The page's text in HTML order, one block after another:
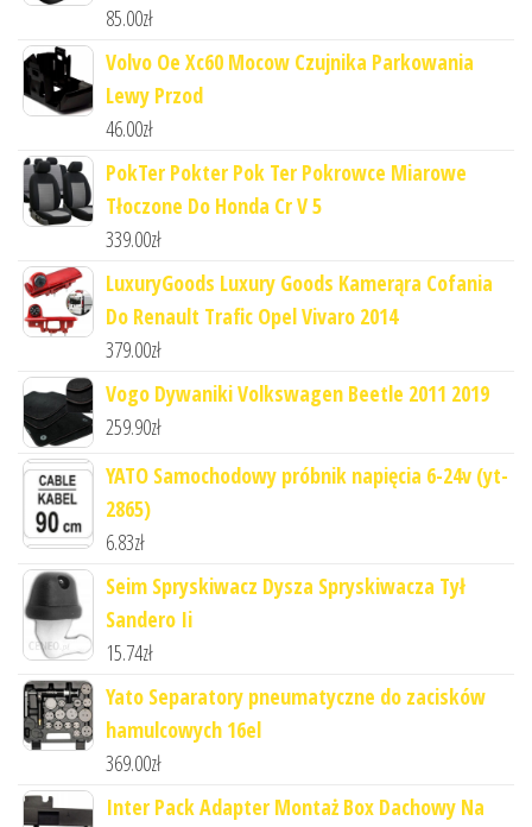
85.00zł
Volvo Oe Xc60 Mocow Czujnika Parkowania
Lewy Przod
46.00zł
PokTer Pokter Pok Ter Pokrowce Miarowe
Tłoczone Do Honda Cr V 5
339.00zł
LuxuryGoods Luxury Goods Kamerąra Cofania
Do Renault Trafic Opel Vivaro 2014
379.00zł
Vogo Dywaniki Volkswagen Beetle 2011 2019
259.90zł
YATO Samochodowy próbnik napięcia 6-24v (yt-
2865)
6.83zł
Seim Spryskiwacz Dysza Spryskiwacza Tył
Sandero Ii
15.74zł
Yato Separatory pneumatyczne do zacisków
hamulcowych 16el
369.00zł
Inter Pack Adapter Montaż Box Dachowy Na